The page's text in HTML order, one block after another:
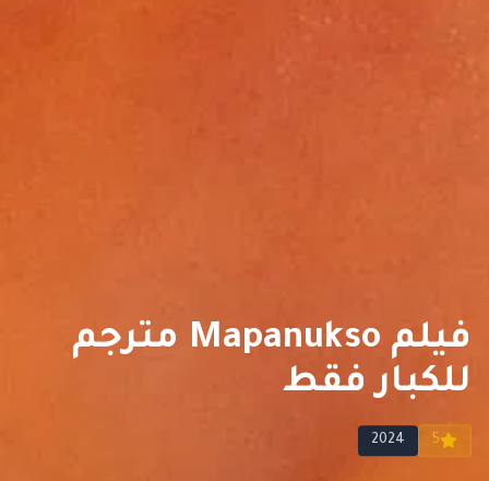
فيلم Mapanukso مترجم
للكبار فقط
5
2024